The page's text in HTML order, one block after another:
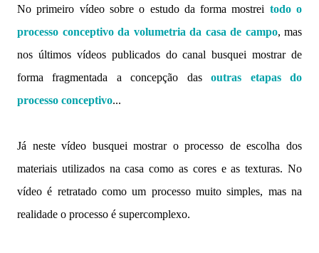
No primeiro vídeo sobre o estudo da forma mostrei todo o
processo conceptivo da volumetria da casa de campo, mas
nos últimos vídeos publicados do canal busquei mostrar de
forma fragmentada a concepção dasoutras etapas do
processo conceptivo...
Já neste vídeo busquei mostrar o processo de escolha dos
materiais utilizados na casa como as cores e as texturas. No
vídeo é retratado como um processo muito simples, mas na
realidade o processo é supercomplexo.